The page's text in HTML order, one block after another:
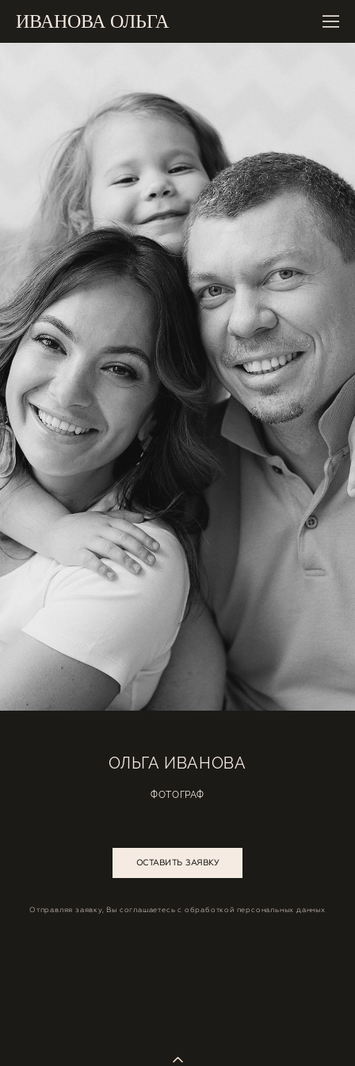
ИВАНОВА ОЛЬГА
ОЛЬГА ИВАНОВА
ФОТОГРАФ
ОСТАВИТЬ ЗАЯВКУ
Отправляя заявку, Вы соглашаетесь с обработкой персональных данных